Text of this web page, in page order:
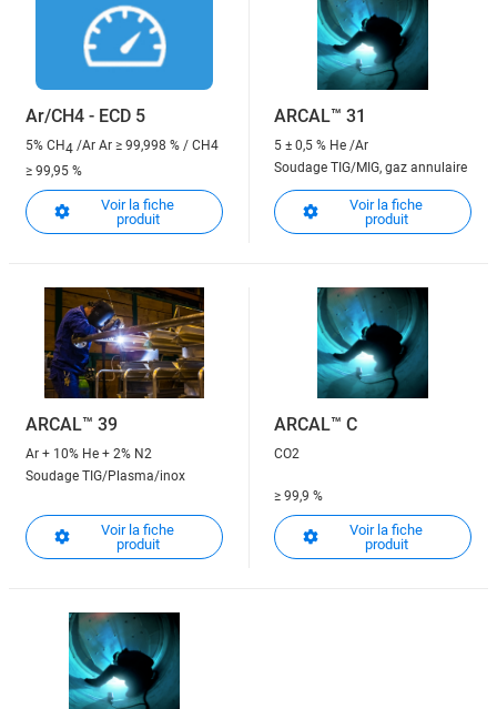
Ar/CH4 - ECD 5
5% CH4 /Ar Ar ≥ 99,998 % / CH4
≥ 99,95 %
Voir la fiche
produit
ARCAL™ 31
5 ± 0,5 % He /Ar
Soudage TIG/MIG, gaz annulaire
Voir la fiche
produit
ARCAL™ 39
Ar + 10% He + 2% N2
Soudage TIG/Plasma/inox
Voir la fiche
produit
ARCAL™ C
CO2
≥ 99,9 %
Soudage MAG
Voir la fiche
produit